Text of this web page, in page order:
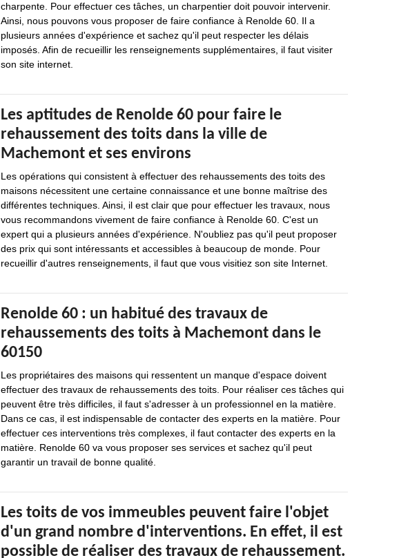
charpente. Pour effectuer ces tâches, un charpentier doit pouvoir intervenir.
Ainsi, nous pouvons vous proposer de faire confiance à Renolde 60. Il a
plusieurs années d'expérience et sachez qu'il peut respecter les délais
imposés. Afin de recueillir les renseignements supplémentaires, il faut visiter
son site internet.
Les aptitudes de Renolde 60 pour faire le
rehaussement des toits dans la ville de
Machemont et ses environs
Les opérations qui consistent à effectuer des rehaussements des toits des
maisons nécessitent une certaine connaissance et une bonne maîtrise des
différentes techniques. Ainsi, il est clair que pour effectuer les travaux, nous
vous recommandons vivement de faire confiance à Renolde 60. C'est un
expert qui a plusieurs années d'expérience. N'oubliez pas qu'il peut proposer
des prix qui sont intéressants et accessibles à beaucoup de monde. Pour
recueillir d'autres renseignements, il faut que vous visitiez son site Internet.
Renolde 60 : un habitué des travaux de
rehaussements des toits à Machemont dans le
60150
Les propriétaires des maisons qui ressentent un manque d'espace doivent
effectuer des travaux de rehaussements des toits. Pour réaliser ces tâches qui
peuvent être très difficiles, il faut s'adresser à un professionnel en la matière.
Dans ce cas, il est indispensable de contacter des experts en la matière. Pour
effectuer ces interventions très complexes, il faut contacter des experts en la
matière. Renolde 60 va vous proposer ses services et sachez qu'il peut
garantir un travail de bonne qualité.
Les toits de vos immeubles peuvent faire l'objet
d'un grand nombre d'interventions. En effet, il est
possible de réaliser des travaux de rehaussement.